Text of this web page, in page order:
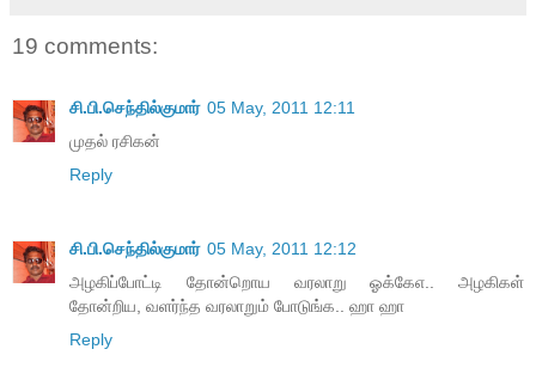
19 comments:
சி.பி.செந்தில்குமார் 05 May, 2011 12:11
முதல் ரசிகன்
Reply
சி.பி.செந்தில்குமார் 05 May, 2011 12:12
அழகிப்போட்டி தோன்றொய வரலாறு ஓக்கேஎ.. அழகிகள்
தோன்றிய, வளர்ந்த வரலாறும் போடுங்க.. ஹா ஹா
Reply